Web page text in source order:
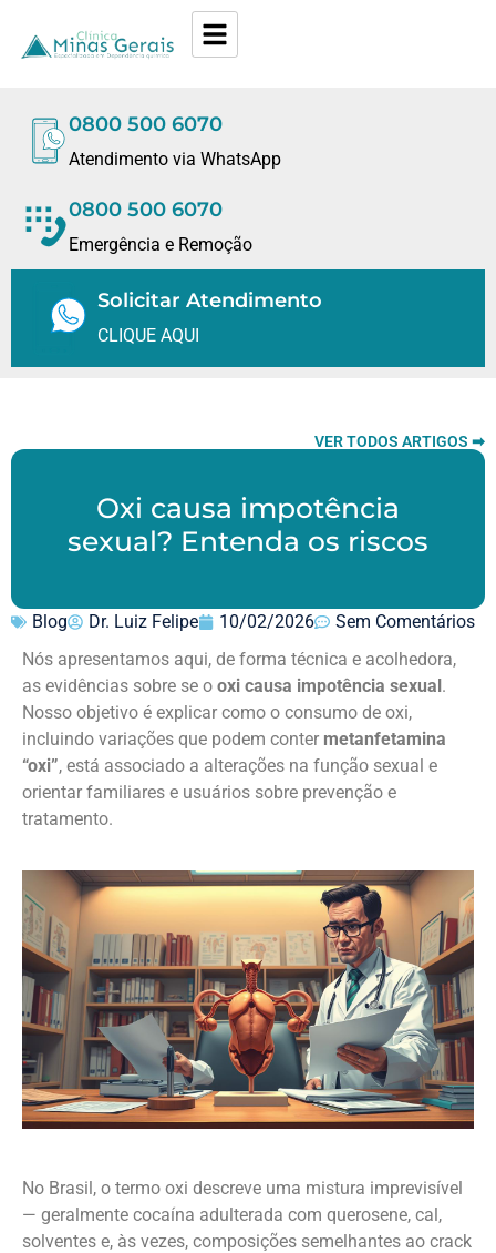
0800 500 6070
Atendimento via WhatsApp
0800 500 6070
Emergência e Remoção
Solicitar Atendimento
CLIQUE AQUI
VER TODOS ARTIGOS ➡
Oxi causa impotência
sexual? Entenda os riscos
Blog Dr. Luiz Felipe 10/02/2026
Sem Comentários
Nós apresentamos aqui, de forma técnica e acolhedora,
as evidências sobre se o oxi causa impotência sexual.
Nosso objetivo é explicar como o consumo de oxi,
incluindo variações que podem conter metanfetamina
“oxi”, está associado a alterações na função sexual e
orientar familiares e usuários sobre prevenção e
tratamento.
No Brasil, o termo oxi descreve uma mistura imprevisível
— geralmente cocaína adulterada com querosene, cal,
solventes e, às vezes, composições semelhantes ao crack